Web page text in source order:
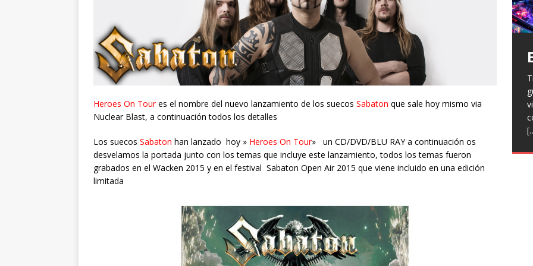
Heroes On Toures el nombre del nuevo lanzamiento de los suecos Sabaton que sale hoy mismo via
Nuclear Blast, a continuación todos los detalles
Los suecos Sabaton han lanzado hoy » Heroes On Tour» un CD/DVD/BLU RAY a continuación os
desvelamos la portada junto con los temas que incluye este lanzamiento, todos los temas fueron
grabados en el Wacken 2015 y en el festival Sabaton Open Air 2015 que viene incluido en una edición
limitada